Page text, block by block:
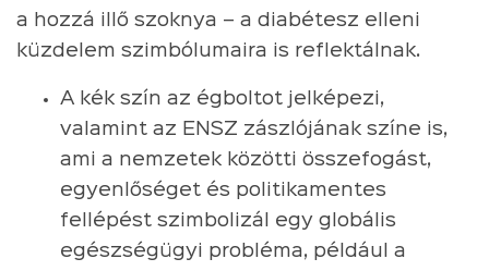
a hozzá illő szoknya – a diabétesz elleni
küzdelem szimbólumaira is reflektálnak.
A kék szín az égboltot jelképezi,
valamint az ENSZ zászlójának színe is,
ami a nemzetek közötti összefogást,
egyenlőséget és politikamentes
fellépést szimbolizál egy globális
egészségügyi probléma, például a